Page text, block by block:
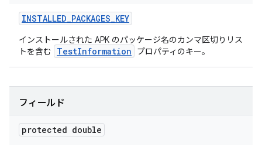
INSTALLED_PACKAGES_KEY
インストールされた APK のパッケージ名のカンマ区切りリス
トを含む
TestInformation プロパティのキー。
フィールド
protected double